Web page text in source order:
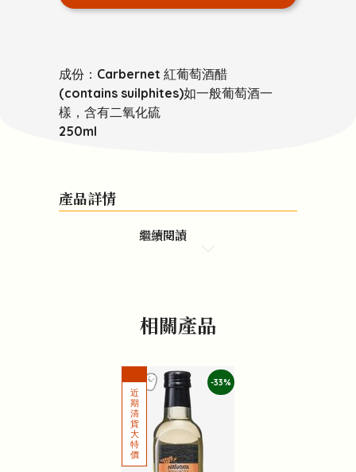
成份：Carbernet 紅葡萄酒醋
(contains suilphites)如一般葡萄酒一
樣，含有二氧化硫
250ml
產品詳情
繼續閱讀
相關產品
-33%